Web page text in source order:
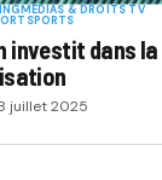
MÉDIAS & DROITS TV
SPORTS
investit dans
juillet 2025